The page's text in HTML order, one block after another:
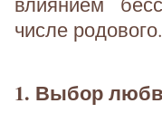
числе родового.
1. Выбор